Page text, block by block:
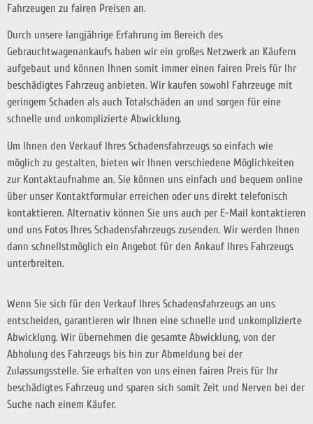
Fahrzeugen zu fairen Preisen an.
Durch unsere langjährige Erfahrung im Bereich des
Gebrauchtwagenankaufs haben wir ein großes Netzwerk an Käufern
aufgebaut und können Ihnen somit immer einen fairen Preis für Ihr
beschädigtes Fahrzeug anbieten. Wir kaufen sowohl Fahrzeuge mit
geringem Schaden als auch Totalschäden an und sorgen für eine
schnelle und unkomplizierte Abwicklung.
Um Ihnen den Verkauf Ihres Schadensfahrzeugs so einfach wie
möglich zu gestalten, bieten wir Ihnen verschiedene Möglichkeiten
zur Kontaktaufnahme an. Sie können uns einfach und bequem online
über unser Kontaktformular erreichen oder uns direkt telefonisch
kontaktieren. Alternativ können Sie uns auch per E-Mail kontaktieren
und uns Fotos Ihres Schadensfahrzeugs zusenden. Wir werden Ihnen
dann schnellstmöglich ein Angebot für den Ankauf Ihres Fahrzeugs
unterbreiten.
Wenn Sie sich für den Verkauf Ihres Schadensfahrzeugs an uns
entscheiden, garantieren wir Ihnen eine schnelle und unkomplizierte
Abwicklung. Wir übernehmen die gesamte Abwicklung, von der
Abholung des Fahrzeugs bis hin zur Abmeldung bei der
Zulassungsstelle. Sie erhalten von uns einen fairen Preis für Ihr
beschädigtes Fahrzeug und sparen sich somit Zeit und Nerven bei der
Suche nach einem Käufer.